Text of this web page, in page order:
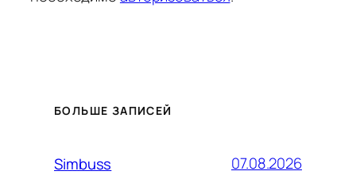
БОЛЬШЕ ЗАПИСЕЙ
Simbuss 07.08.2026